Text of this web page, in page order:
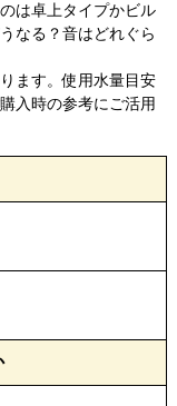
は卓上タイプかビル
なる？音はどれぐら
ます。使用水量目安
入時の参考にご活用